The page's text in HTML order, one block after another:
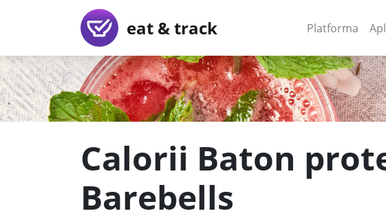
eat & track Platforma
Calorii Baton
Barebells